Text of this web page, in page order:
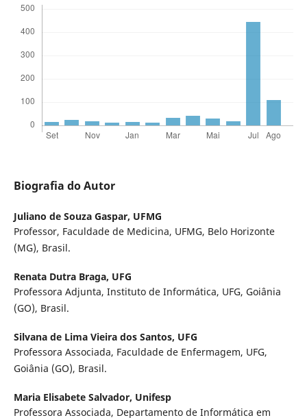
Biografia do Autor
Juliano de Souza Gaspar, UFMG
Professor, Faculdade de Medicina, UFMG, Belo Horizonte
(MG), Brasil.
Renata Dutra Braga, UFG
Professora Adjunta, Instituto de Informática, UFG, Goiânia
(GO), Brasil.
Silvana de Lima Vieira dos Santos, UFG
Professora Associada, Faculdade de Enfermagem, UFG,
Goiânia (GO), Brasil.
Maria Elisabete Salvador, Unifesp
Professora Associada, Departamento de Informática em